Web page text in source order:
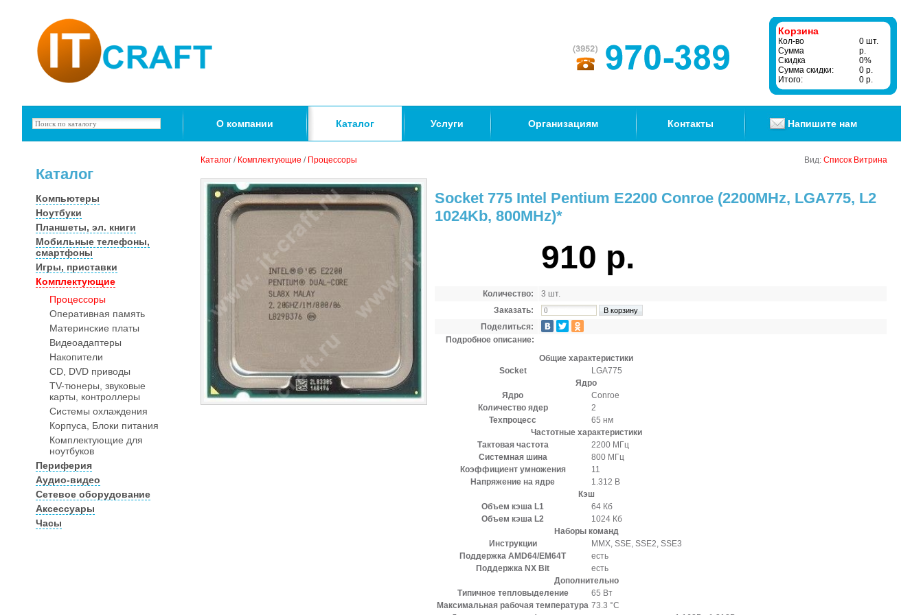
Корзина
Кол-во
0 шт.
Сумма
р.
Скидка
0%
Сумма скидки:
0 р.
Итого:
0 р.
О компании Каталог Услуги Организациям Контакты Напишите нам
Каталог
Компьютеры
Ноутбуки
Планшеты, эл. книги
Мобильные телефоны,
смартфоны
Игры, приставки
Комплектующие
Процессоры
Оперативная память
Материнские платы
Видеоадаптеры
Накопители
CD, DVD приводы
TV-тюнеры, звуковые
карты, контроллеры
Системы охлаждения
Корпуса, Блоки питания
Комплектующие для
ноутбуков
Периферия
Аудио-видео
Сетевое оборудование
Аксессуары
Часы
Каталог / Комплектующие / Процессоры Вид: Список Витрина
Socket 775 Intel Pentium E2200 Conroe (2200MHz, LGA775, L2
1024Kb, 800MHz)*
910 р.
Количество:
3 шт.
Заказать:
Поделиться:
Подробное описание:
Общие характеристики
Socket
LGA775
Ядро
Ядро
Conroe
Количество ядер
2
Техпроцесс
65 нм
Частотные характеристики
Тактовая частота
2200 МГц
Системная шина
800 МГц
Коэффициент умножения
11
Напряжение на ядре
1.312 B
Кэш
Объем кэша L1
64 Кб
Объем кэша L2
1024 Кб
Наборы команд
Инструкции
MMX, SSE, SSE2, SSE3
Поддержка AMD64/EM64T
есть
Поддержка NX Bit
есть
Дополнительно
Типичное тепловыделение
65 Вт
Максимальная рабочая температура 73.3 °C